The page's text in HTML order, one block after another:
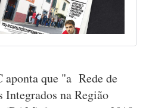
aponta que "a Rede de
Integrados na Região